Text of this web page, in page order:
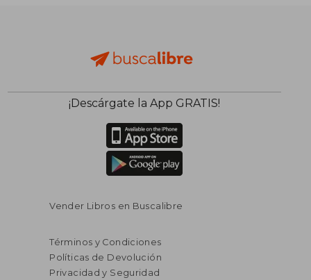
¡Descárgate la App GRATIS!
Vender Libros en Buscalibre
Términos y Condiciones
Políticas de Devolución
Privacidad y Seguridad